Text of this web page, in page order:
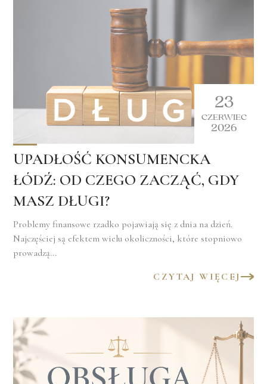
23
CZERWIEC
2026
UPADŁOŚĆ KONSUMENCKA
ŁÓDŹ: OD CZEGO ZACZĄĆ, GDY
MASZ DŁUGI?
Problemy finansowe rzadko pojawiają się z dnia na dzień.
Najczęściej są efektem wielu okoliczności, które stopniowo
prowadzą...
CZYTAJ WIĘCEJ